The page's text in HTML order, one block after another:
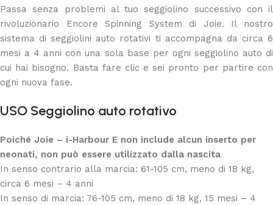
Passa senza problemi al tuo seggiolino successivo con il
rivoluzionario Encore Spinning System di Joie. Il nostro
sistema di seggiolini auto rotativi ti accompagna da circa 6
mesi a 4 anni con una sola base per ogni seggiolino auto di
cui hai bisogno. Basta fare clic e sei pronto per partire con
ogni nuova fase.
USO Seggiolino auto rotativo
Poiché Joie – i-Harbour E non include alcun inserto per
neonati, non può essere utilizzato dalla nascita
In senso contrario alla marcia: 61-105 cm, meno di 18 kg,
circa 6 mesi – 4 anni
In senso di marcia: 76-105 cm, meno di 18 kg, 15 mesi – 4